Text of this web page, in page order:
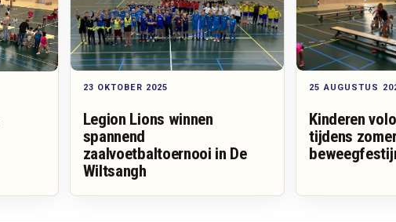
23 OKTOBER 2025
Legion Lions winnen
spannend
zaalvoetbaltoernooi in De
Wiltsangh
25 AUGUSTUS
Kinderen
tijdens